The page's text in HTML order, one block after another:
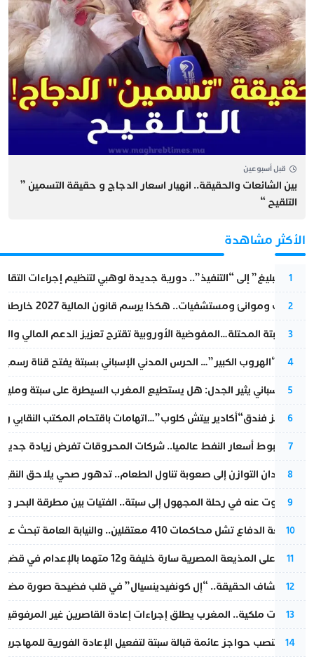
قبل أسبوعين
بين الشائعات والحقيقة.. انهيار اسعار الدجاج و حقيقة التسمين ”
التلقيح “
الأكثر مشاهدة
1
من “التبليغ” إلى “التنفيذ”.. دورية جديدة لوهبي لتنظيم إجراءات
2
قطارات وموانئ ومستشفيات.. هكذا يرسم قانون المالية 2027 خارطة المغرب المقبل
3
أزمة سبتة المحتلة…المفوضية الأوروبية تقترح تعزيز الدعم المالي
4
عملية “الهروب الكبير”… الحرس المدني الإسباني بسبتة يفتح قناة
5
تقرير إسباني يثير الجدل: هل يستطيع المغرب السيطرة على سبتة
6
أزمة تهز فندق“أكادير بيتش كلوب”…اتهامات باقتحام المكتب النقابي
7
رغم هبوط أسعار النفط عالميا.. شركات المحروقات تفرض زيادة
8
من فقدان التوازن إلى صعوبة تناول الطعام.. تدهور صحي يلاحق النقيب
9
المسكوت عنه في رحلة المجهول إلى سبتة.. الفتيات بين مطرقة البحر
10
مقاطعة الدفاع تشل محاكمات 410 معتقلين.. والنيابة العامة تبحث عن حل قانوني
11
الحكم على المذيعة المصرية سارة خليفة و12 متهما بالإعدام في قضية هزت بلاد الفراعنة
12
بعد انكشاف الحقيقة.. “إل كونفيدينسيال” في قلب فضيحة صورة
13
بتعليمات ملكية.. المغرب يطلق إجراءات إعادة القاصرين غير
14
إسبانيا تنصب حواجز عائمة قبالة سبتة لتفعيل الإعادة الفورية للمهاجرين